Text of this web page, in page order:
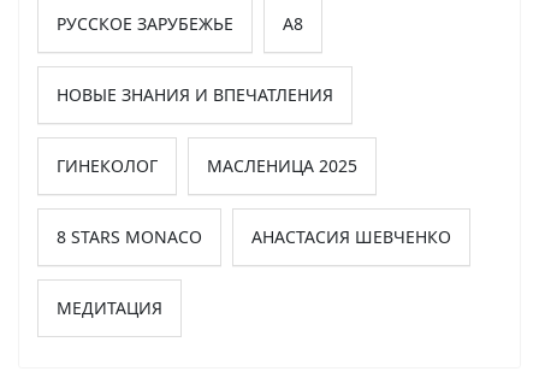
РУССКОЕ ЗАРУБЕЖЬЕ А8
НОВЫЕ ЗНАНИЯ И ВПЕЧАТЛЕНИЯ
ГИНЕКОЛОГ МАСЛЕНИЦА 2025
8 STARS MONACO АНАСТАСИЯ ШЕВЧЕНКО
МЕДИТАЦИЯ